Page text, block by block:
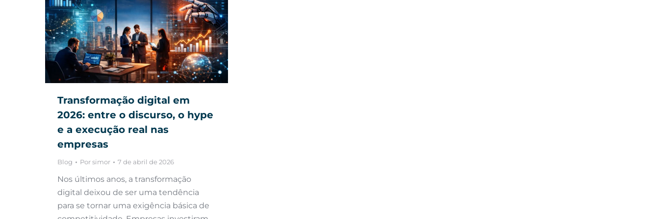
Transformação digital em
2026: entre o discurso, o hype
e a execução real nas
empresas
Blog Porsimor 7 de abril de 2026
Nos últimos anos, a transformação
digital deixou de ser uma tendência
para se tornar uma exigência básica de